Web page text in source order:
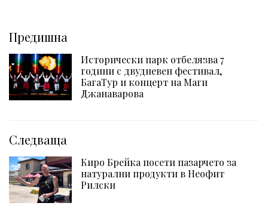
Предишна
Исторически парк отбелязва 7
години с двудневен фестивал,
БагаТур и концерт на Маги
Джанаварова
Следваща
Киро Брейка посети пазарчето за
натурални продукти в Неофит
Рилски